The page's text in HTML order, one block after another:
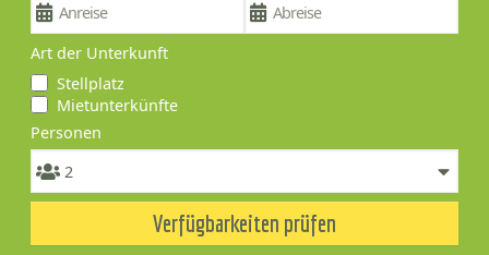
Art der Unterkunft
Stellplatz
Mietunterkünfte
Personen
Verfügbarkeiten prüfen